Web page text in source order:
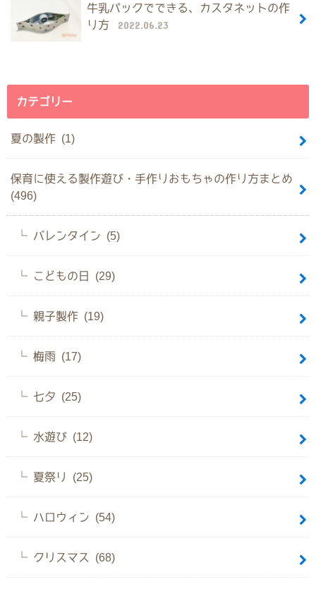
牛乳パックでできる、カスタネットの作
り方
2022.06.23
カテゴリー
夏の製作 (1)
保育に使える製作遊び・手作りおもちゃの作り方まとめ
(496)
バレンタイン (5)
こどもの日 (29)
親子製作 (19)
梅雨 (17)
七夕 (25)
水遊び (12)
夏祭り (25)
ハロウィン (54)
クリスマス (68)